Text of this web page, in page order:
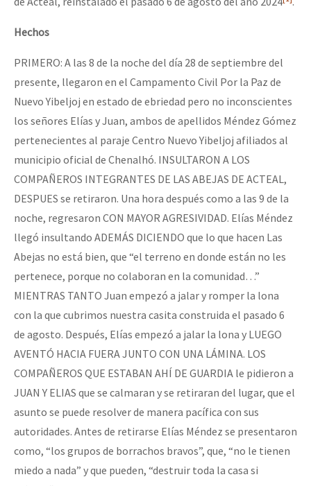
Otras secciones
Semillero Guerra contra la Humanidad. (Las poblaciones y
Libros para descargar
Medios Libres
Eventos
Contacto
Hechos
PRIMERO: A las 8 de la noche del día 28 de septiembre del
presente, llegaron en el Campamento Civil Por la Paz de
Nuevo Yibeljoj en estado de ebriedad pero no inconscientes
los señores Elías y Juan, ambos de apellidos Méndez Gómez
pertenecientes al paraje Centro Nuevo Yibeljoj afiliados al
municipio oficial de Chenalhó. INSULTARON A LOS
COMPAÑEROS INTEGRANTES DE LAS ABEJAS DE ACTEAL,
DESPUES se retiraron. Una hora después como a las 9 de la
noche, regresaron CON MAYOR AGRESIVIDAD. Elías Méndez
llegó insultando ADEMÁS DICIENDO que lo que hacen Las
Abejas no está bien, que “el terreno en donde están no les
pertenece, porque no colaboran en la comunidad…”
MIENTRAS TANTO Juan empezó a jalar y romper la lona
con la que cubrimos nuestra casita construida el pasado 6
de agosto. Después, Elías empezó a jalar la lona y LUEGO
AVENTÓ HACIA FUERA JUNTO CON UNA LÁMINA. LOS
COMPAÑEROS QUE ESTABAN AHÍ DE GUARDIA le pidieron a
JUAN Y ELIAS que se calmaran y se retiraran del lugar, que el
asunto se puede resolver de manera pacífica con sus
autoridades. Antes de retirarse Elías Méndez se presentaron
como, “los grupos de borrachos bravos”, que, “no le tienen
miedo a nada” y que pueden, “destruir toda la casa si